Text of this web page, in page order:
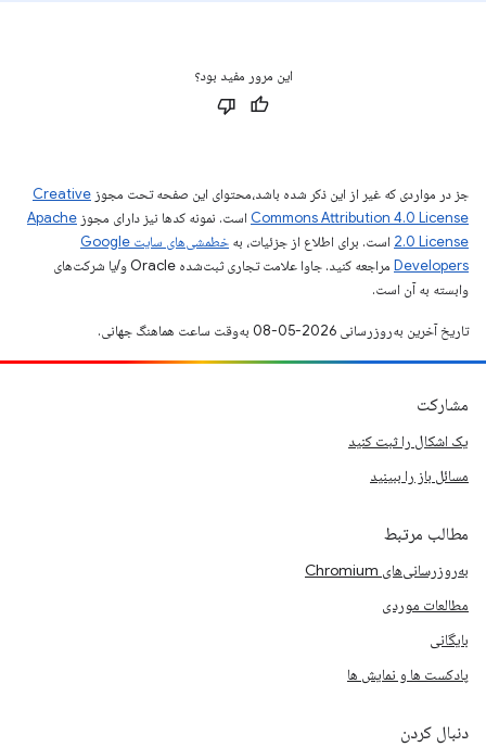
این مرور مفید بود؟
جز در مواردی که غیر از این ذکر شده باشد،‌محتوای این صفحه تحت مجوز Creative
Commons Attribution 4.0 License است. نمونه کدها نیز دارای مجوز Apache
2.0 License است. برای اطلاع از جزئیات، به
خطمشی‌های سایت Google
Developers‏
مراجعه کنید. جاوا علامت تجاری ثبت‌شده Oracle و/یا شرکت‌های
وابسته به آن است.
تاریخ آخرین به‌روزرسانی 2026-05-08 به‌وقت ساعت هماهنگ جهانی.
مشارکت
یک اشکال را ثبت کنید
مسائل باز را ببینید
مطالب مرتبط
به‌روزرسانی‌های Chromium
مطالعات موردی
بایگانی
پادکست ها و نمایش ها
دنبال کردن